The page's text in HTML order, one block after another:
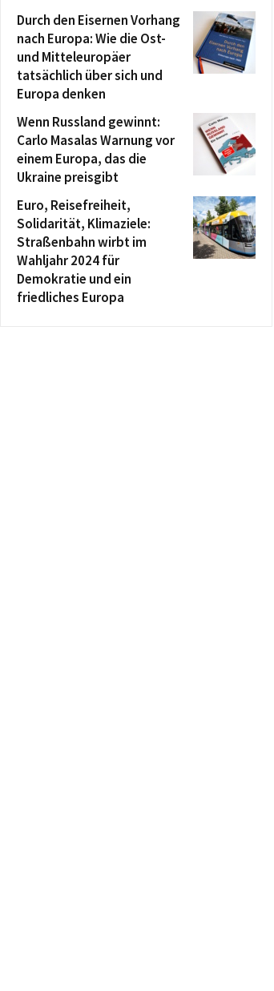
Durch den Eisernen Vorhang
nach Europa: Wie die Ost-
und Mitteleuropäer
tatsächlich über sich und
Europa denken
Wenn Russland gewinnt:
Carlo Masalas Warnung vor
einem Europa, das die
Ukraine preisgibt
Euro, Reisefreiheit,
Solidarität, Klimaziele:
Straßenbahn wirbt im
Wahljahr 2024 für
Demokratie und ein
friedliches Europa